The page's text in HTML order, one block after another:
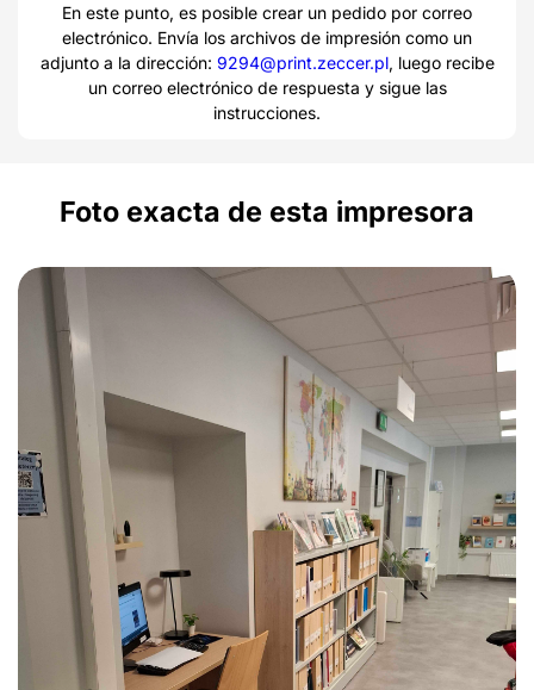
En este punto, es posible crear un pedido por correo
electrónico. Envía los archivos de impresión como un
adjunto a la dirección: 9294@print.zeccer.pl, luego recibe
un correo electrónico de respuesta y sigue las
instrucciones.
Foto exacta de esta impresora